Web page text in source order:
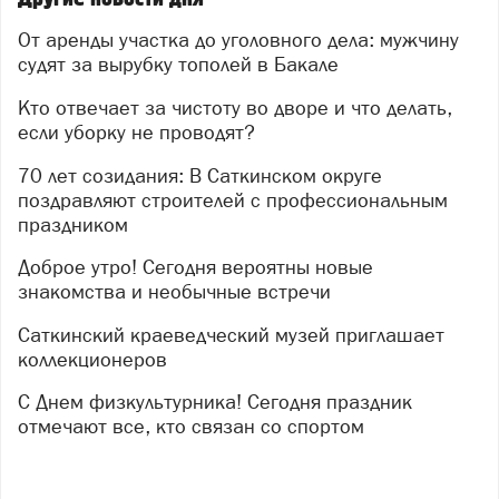
фигурант арендовал в Бакале земельный участок под
строительство магазина-склада. Чтобы обустроить
удобный подъездной путь к будущему коммерческому
объекту, подозреваемый организовал вырубку
деревьев.
В настоящее время расследование завершено.
Уголовное дело с утвержденным прокурором
обвинительным заключением направлено в
Саткинский городской суд для рассмотрения по
области.
От аренды участка до уголовного дела: мужчину
судят за вырубку тополей в Бакале
Кто отвечает за чистоту во дворе и что делать,
если уборку не проводят?
70 лет созидания: В Саткинском округе
поздравляют строителей с профессиональным
праздником
Доброе утро! Сегодня вероятны новые
знакомства и необычные встречи
Саткинский краеведческий музей приглашает
коллекционеров
С Днем физкультурника! Сегодня праздник
отмечают все, кто связан со спортом